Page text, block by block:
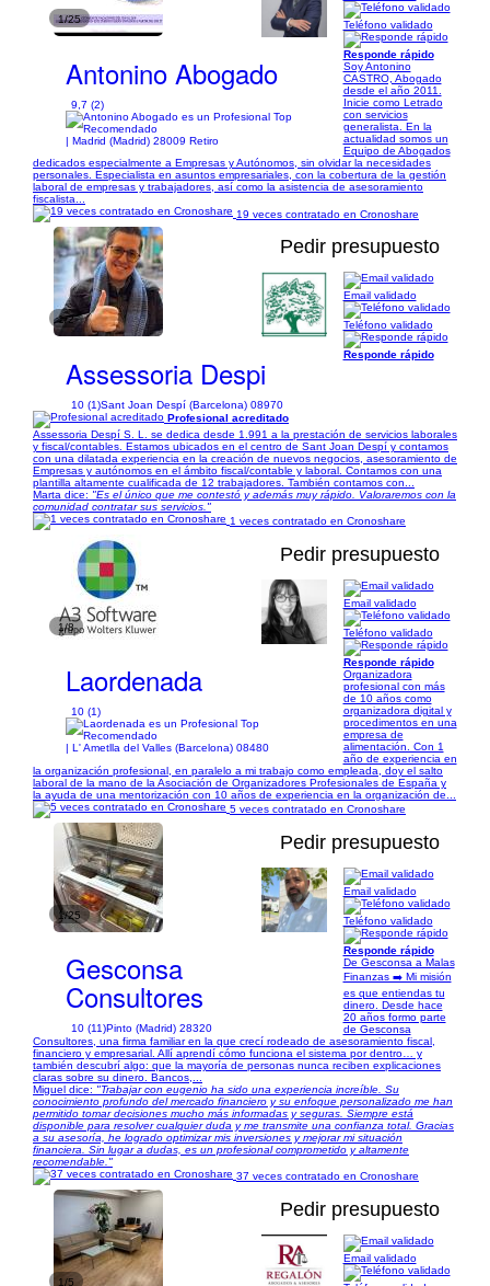
1/25
Antonino Abogado
9,7 (2)
| Madrid (Madrid) 28009 Retiro
Teléfono validado
Responde rápido
Soy Antonino
CASTRO, Abogado
desde el año 2011.
Inicie como Letrado
con servicios
generalista. En la
actualidad somos un
Equipo de Abogados
dedicados especialmente a Empresas y Autónomos, sin olvidar la necesidades
personales. Especialista en asuntos empresariales, con la cobertura de la gestión
laboral de empresas y trabajadores, así como la asistencia de asesoramiento
fiscalista...
19 veces contratado en Cronoshare
1/2
Pedir presupuesto
Assessoria Despi
10 (1)Sant Joan Despí (Barcelona) 08970
Email validado
Teléfono validado
Responde rápido
Profesional acreditado
Assessoria Despí S. L. se dedica desde 1.991 a la prestación de servicios laborales
y fiscal/contables. Estamos ubicados en el centro de Sant Joan Despí y contamos
con una dilatada experiencia en la creación de nuevos negocios, asesoramiento de
Empresas y autónomos en el ámbito fiscal/contable y laboral. Contamos con una
plantilla altamente cualificada de 12 trabajadores. También contamos con...
Marta dice: "Es el único que me contestó y además muy rápido. Valoraremos con la
comunidad contratar sus servicios."
1 veces contratado en Cronoshare
1/8
Pedir presupuesto
Laordenada
10 (1)
| L' Ametlla del Valles (Barcelona) 08480
Email validado
Teléfono validado
Responde rápido
Organizadora
profesional con más
de 10 años como
organizadora digital y
procedimentos en una
empresa de
alimentación. Con 1
año de experiencia en
la organización profesional, en paralelo a mi trabajo como empleada, doy el salto
laboral de la mano de la Asociación de Organizadores Profesionales de España y
la ayuda de una mentorización con 10 años de experiencia en la organización de...
5 veces contratado en Cronoshare
1/25
Pedir presupuesto
Gesconsa
Consultores
10 (11)Pinto (Madrid) 28320
Email validado
Teléfono validado
Responde rápido
De Gesconsa a Malas
Finanzas ➡️ Mi misión
es que entiendas tu
dinero. Desde hace
20 años formo parte
de Gesconsa
Consultores, una firma familiar en la que crecí rodeado de asesoramiento fiscal,
financiero y empresarial. Allí aprendí cómo funciona el sistema por dentro… y
también descubrí algo: que la mayoría de personas nunca reciben explicaciones
claras sobre su dinero. Bancos,...
Miguel dice: "Trabajar con eugenio ha sido una experiencia increíble. Su
conocimiento profundo del mercado financiero y su enfoque personalizado me han
permitido tomar decisiones mucho más informadas y seguras. Siempre está
disponible para resolver cualquier duda y me transmite una confianza total. Gracias
a su asesoría, he logrado optimizar mis inversiones y mejorar mi situación
financiera. Sin lugar a dudas, es un profesional comprometido y altamente
recomendable."
37 veces contratado en Cronoshare
1/5
Pedir presupuesto
Email validado